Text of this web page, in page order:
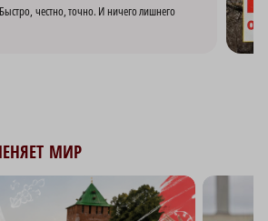
Быстро, честно, точно. И ничего лишнего
МИР